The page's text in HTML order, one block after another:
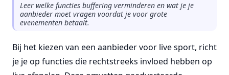
Leer welke functies buffering verminderen en wat je je
aanbieder moet vragen voordat je voor grote
evenementen betaalt.
Bij het kiezen van een aanbieder voor live sport, richt
je je op functies die rechtstreeks invloed hebben op